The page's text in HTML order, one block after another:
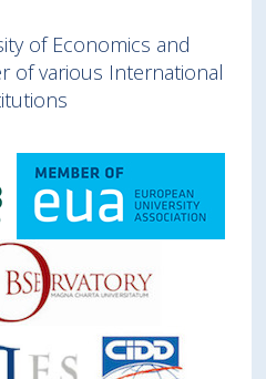
of Economics and
of various International